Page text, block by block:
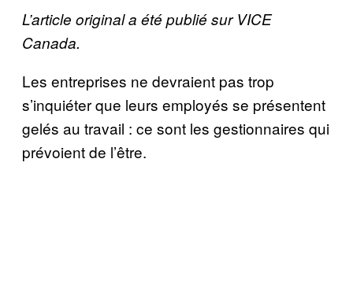
L’article original a été publié sur VICE
Canada.
Les entreprises ne devraient pas trop
s’inquiéter que leurs employés se présentent
gelés au travail : ce sont les gestionnaires qui
prévoient de l’être.